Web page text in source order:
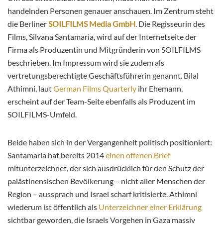
handelnden Personen genauer anschauen. Im Zentrum steht
die Berliner SOILFILMS Media GmbH . Die Regisseurin des
Films, Silvana Santamaria, wird auf der Internetseite der
Firma als Produzentin und Mitgründerin von SOILFILMS
beschrieben. Im Impressum wird sie zudem als
vertretungsberechtigte Geschäftsführerin genannt. Bilal
Athimni, lautGerman Films Quarterly ihr Ehemann,
erscheint auf der Team-Seite ebenfalls als Produzent im
SOILFILMS-Umfeld.
Beide haben sich in der Vergangenheit politisch positioniert:
Santamaria hat bereits 2014einen offenen Brief
mitunterzeichnet, der sich ausdrücklich für den Schutz der
palästinensischen Bevölkerung – nicht aller Menschen der
Region – aussprach und Israel scharf kritisierte. Athimni
wiederum ist öffentlich als Unterzeichner einer Erklärung
sichtbar geworden, die Israels Vorgehen in Gaza massiv